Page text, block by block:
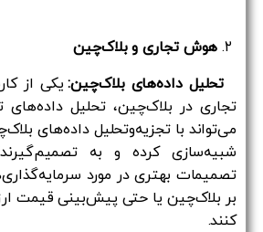
هوش تجاری و بلاک‌چین
تحلیل داده‌های بلاک‌چین:یکی از
می‌تواند با تجزیه‌وتحلیل داده‌های
شبیه‌سازی کرده و به
تصمیمات بهتری در مورد
بر بلاک‌چین یا حتی پیش‌بینی قیمت
کنند.